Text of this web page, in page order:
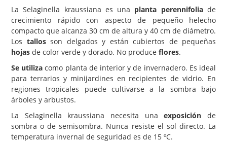
Árboles y Palmeras
Arbustos y Trepadoras
Cactus y Suculentas
La Selaginella kraussiana es una planta perennifoliade
crecimiento rápido con aspecto de pequeño helecho
compacto que alcanza 30 cm de altura y 40 cm de diámetro.
Los tallosson delgados y están cubiertos de pequeñas
hojas de color verde y dorado. No produce flores.
Se utiliza como planta de interior y de invernadero. Es ideal
para terrarios y minijardines en recipientes de vidrio. En
regiones tropicales puede cultivarse a la sombra bajo
árboles y arbustos.
La Selaginella kraussiana necesita unaexposición de
sombra o de semisombra. Nunca resiste el sol directo. La
temperatura invernal de seguridad es de 15 ºC.